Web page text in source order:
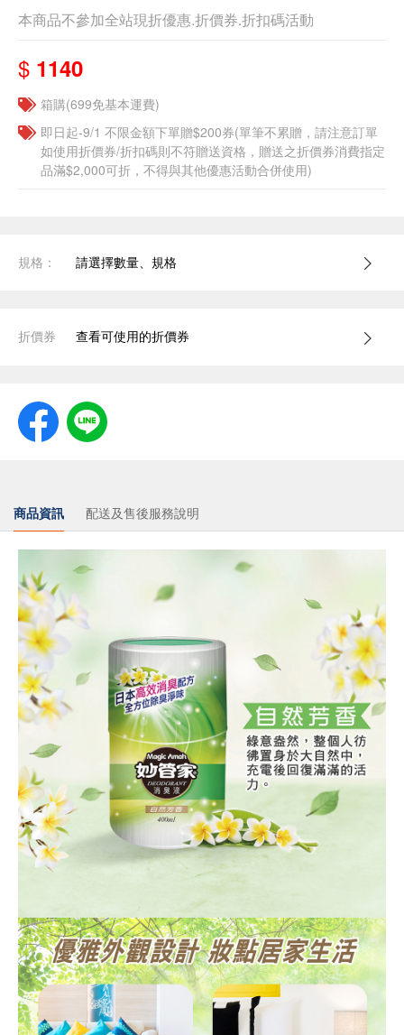
本商品不參加全站現折優惠.折價券.折扣碼活動
$ 1140
箱購(699免基本運費)
即日起-9/1 不限金額下單贈$200券(單筆不累贈，請注意訂單
如使用折價券/折扣碼則不符贈送資格，贈送之折價券消費指定
品滿$2,000可折，不得與其他優惠活動合併使用)
規格： 請選擇數量、規格
折價券 查看可使用的折價券
商品資訊 配送及售後服務說明